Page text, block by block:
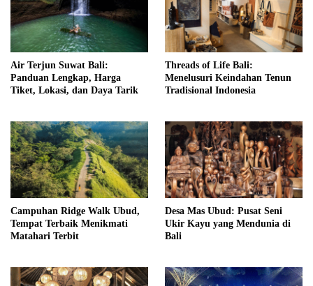
Air Terjun Suwat Bali:
Panduan Lengkap, Harga
Tiket, Lokasi, dan Daya Tarik
Threads of Life Bali:
Menelusuri Keindahan Tenun
Tradisional Indonesia
Campuhan Ridge Walk Ubud,
Tempat Terbaik Menikmati
Matahari Terbit
Desa Mas Ubud: Pusat Seni
Ukir Kayu yang Mendunia di
Bali